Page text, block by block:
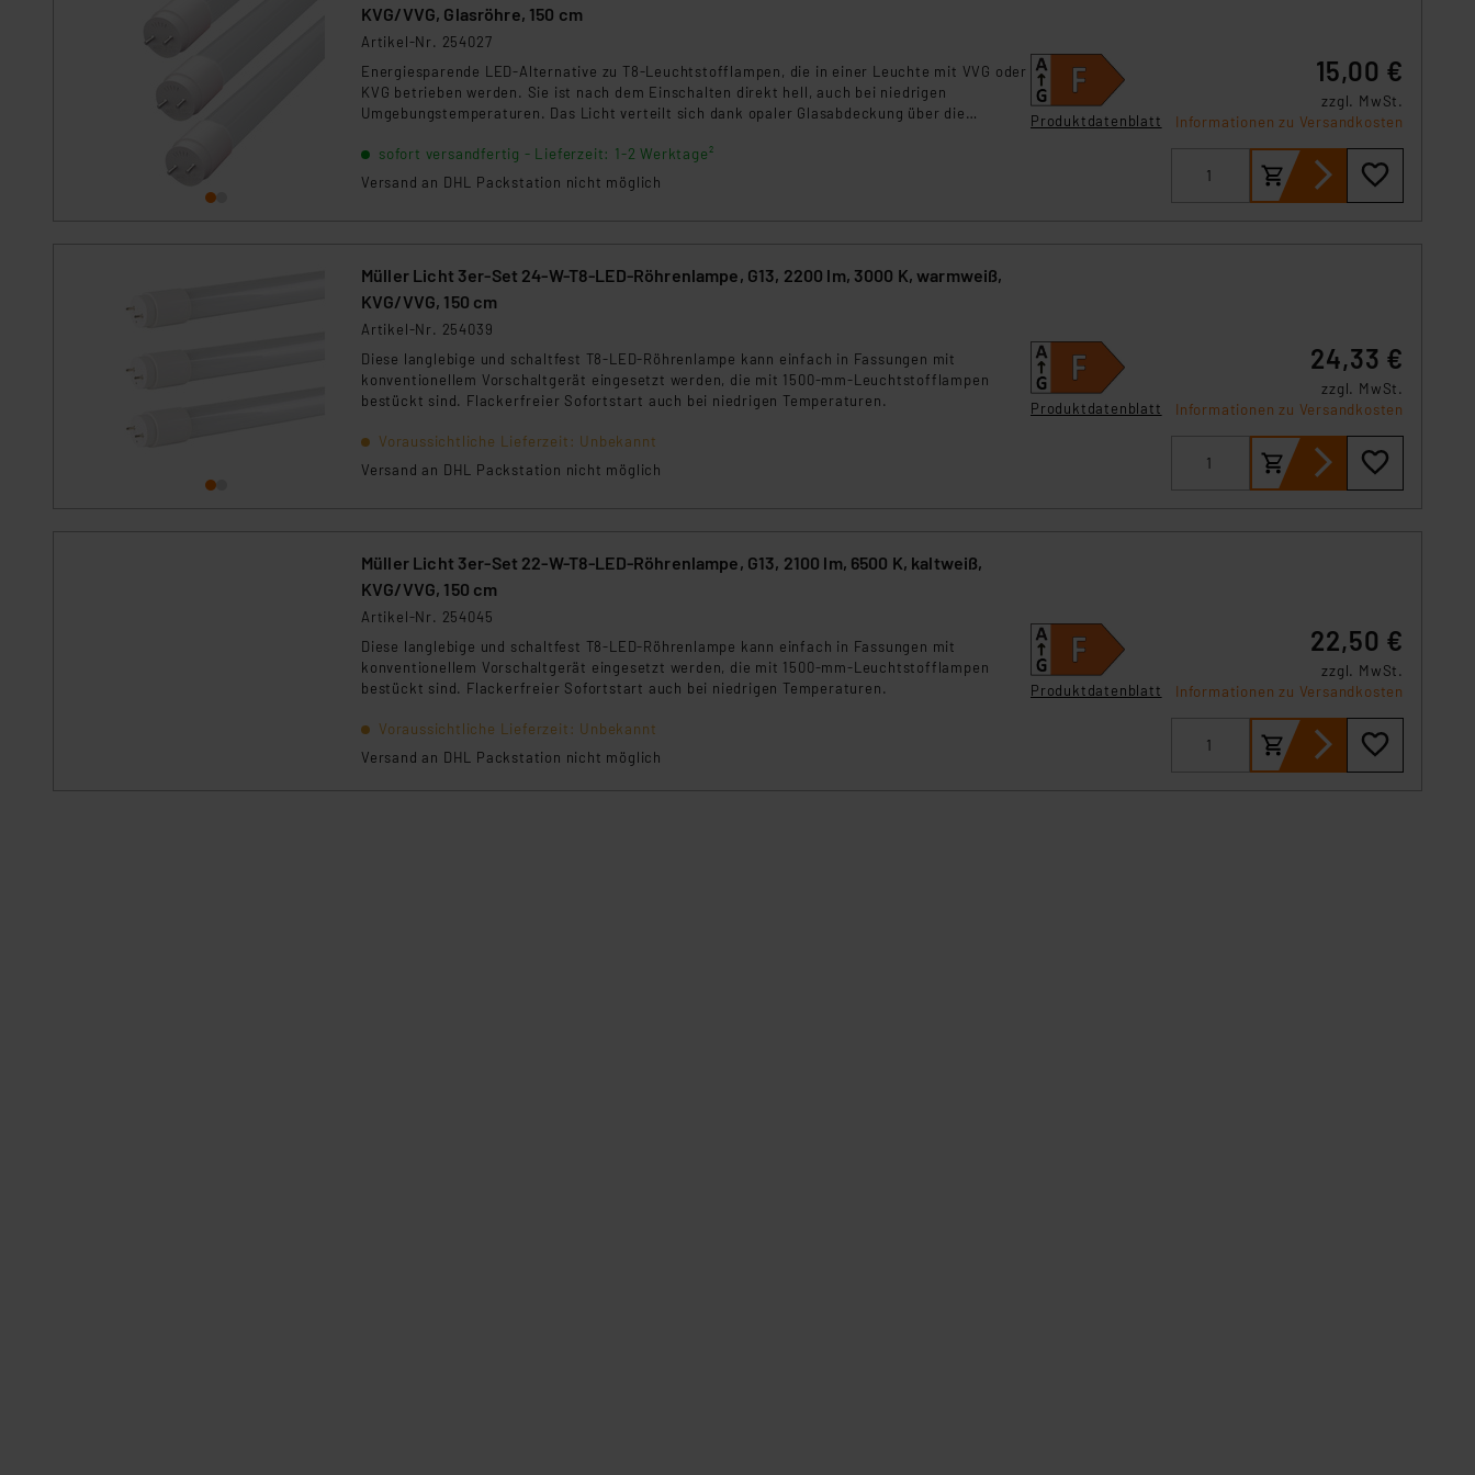
dieser Drittanbieter umfasst daher ggf. auch die Verarbeitung Ihrer Daten in den USA gemäß Art. 49 (1) lit. a DSGVO.
Nähere Infos zu diesen Drittanbietern und zu der jeweiligen Datenübermittlung erhalten Sie in der Datenschutzerklärung.
Für die USA besteht kein Angemessenheitsbeschluss der EU. Dies bedeutet, dass die USA als Land mit unzureichendem
Daten in Überwachungsprogrammen verarbeiten, ohne dass hiergegen Klagemöglichkeiten für Europäer bestehen.
Unsere Kooperation mit diesen Dienstleistern stützt sich auf die Standarddatenschutzklauseln der Europäischen
Impressum|Datenschutzerklärung
KVG/VVG, Glasröhre, 150 cm
Artikel-Nr. 254027
Energiesparende LED-Alternative zu T8-Leuchtstofflampen, die in einer Leuchte mit VVG oder
KVG betrieben werden. Sie ist nach dem Einschalten direkt hell, auch bei niedrigen
Umgebungstemperaturen. Das Licht verteilt sich dank opaler Glasabdeckung über die
sofort versandfertig - Lieferzeit: 1-2 Werktage²
Versand an DHL Packstation nicht möglich
Produktdatenblatt
15,00 €
zzgl. MwSt.
Informationen zu Versandkosten
Müller Licht 3er-Set 24-W-T8-LED-Röhrenlampe, G13, 2200 lm, 3000 K, warmweiß,
KVG/VVG, 150 cm
Artikel-Nr. 254039
Diese langlebige und schaltfest T8-LED-Röhrenlampe kann einfach in Fassungen mit
konventionellem Vorschaltgerät eingesetzt werden, die mit 1500-mm-Leuchtstofflampen
bestückt sind. Flackerfreier Sofortstart auch bei niedrigen Temperaturen.
Voraussichtliche Lieferzeit: Unbekannt
Versand an DHL Packstation nicht möglich
Produktdatenblatt
24,33 €
zzgl. MwSt.
Informationen zu Versandkosten
Müller Licht 3er-Set 22-W-T8-LED-Röhrenlampe, G13, 2100 lm, 6500 K, kaltweiß,
KVG/VVG, 150 cm
Artikel-Nr. 254045
Diese langlebige und schaltfest T8-LED-Röhrenlampe kann einfach in Fassungen mit
konventionellem Vorschaltgerät eingesetzt werden, die mit 1500-mm-Leuchtstofflampen
bestückt sind. Flackerfreier Sofortstart auch bei niedrigen Temperaturen.
Voraussichtliche Lieferzeit: Unbekannt
Versand an DHL Packstation nicht möglich
Produktdatenblatt
22,50 €
zzgl. MwSt.
Informationen zu Versandkosten